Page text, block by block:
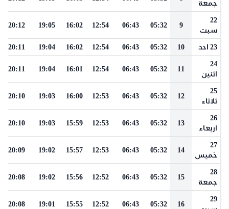
جمعة
22
سبت
9
05:32
06:43
12:54
16:02
19:05
20:12
23 احد 10
05:32
06:43
12:54
16:02
19:04
20:11
24
اثنين
11
05:32
06:43
12:54
16:01
19:04
20:11
25
ثلاثاء
12
05:32
06:43
12:53
16:00
19:03
20:10
26
اربعاء
13
05:32
06:43
12:53
15:59
19:03
20:10
27
خميس
14
05:32
06:43
12:53
15:57
19:02
20:09
28
جمعة
15
05:32
06:43
12:52
15:56
19:02
20:08
29
16
05:32
06:43
12:52
15:55
19:01
20:08